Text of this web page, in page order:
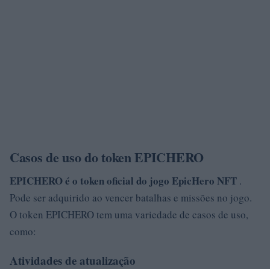
Casos de uso do token EPICHERO
EPICHEROé o token oficial do jogo EpicHero NFT .
Pode ser adquirido ao vencer batalhas e missões no jogo.
O token EPICHERO tem uma variedade de casos de uso,
como:
Atividades de atualização